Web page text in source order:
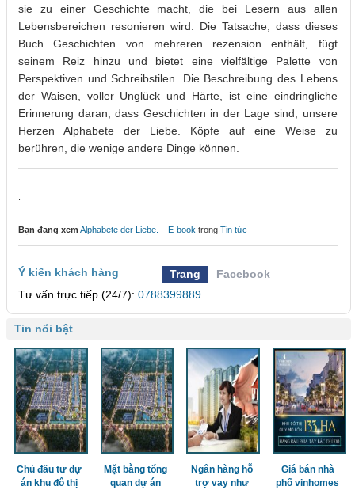
sie zu einer Geschichte macht, die bei Lesern aus allen
Lebensbereichen resonieren wird. Die Tatsache, dass dieses
Buch Geschichten von mehreren rezension enthält, fügt
seinem Reiz hinzu und bietet eine vielfältige Palette von
Perspektiven und Schreibstilen. Die Beschreibung des Lebens
der Waisen, voller Unglück und Härte, ist eine eindringliche
Erinnerung daran, dass Geschichten in der Lage sind, unsere
Herzen Alphabete der Liebe. Köpfe auf eine Weise zu
berühren, die wenige andere Dinge können.
Bạn đang xem Alphabete der Liebe. – E-book trong Tin tức
Ý kiến khách hàng Trang
Facebook
Tư vấn trực tiếp (24/7): 0788399889
Tin nổi bật
Chủ đầu tư dự
án khu đô thị
Mặt bằng tổng
quan dự án
Ngân hàng hỗ
trợ vay như
Giá bán nhà
phố vinhomes